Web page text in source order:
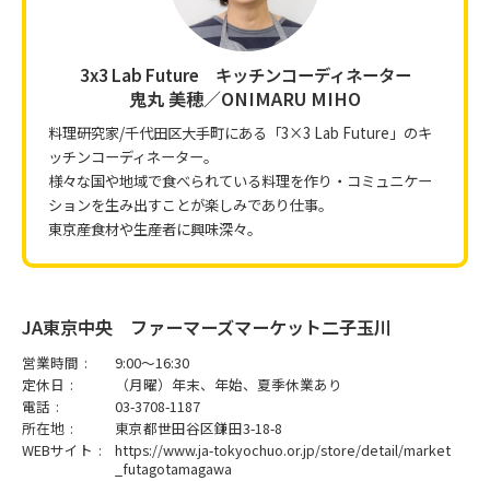
3x3 Lab Future キッチンコーディネーター
鬼丸 美穂／ONIMARU MIHO
料理研究家/千代田区大手町にある「3×3 Lab Future」のキ
ッチンコーディネーター。
様々な国や地域で食べられている料理を作り・コミュニケー
ションを生み出すことが楽しみであり仕事。
東京産食材や生産者に興味深々。
JA東京中央 ファーマーズマーケット二子玉川
営業時間
9:00～16:30
定休日
（月曜）年末、年始、夏季休業あり
電話
03-3708-1187
所在地
東京都世田谷区鎌田3-18-8
WEBサイト
https://www.ja-tokyochuo.or.jp/store/detail/market
_futagotamagawa